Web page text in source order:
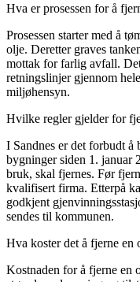
Hva er prosessen for å
Prosessen starter med å
olje. Deretter graves
mottak for farlig avfall.
retningslinjer gjennom
miljøhensyn.
Hvilke regler gjelder for
I Sandnes er det forbudt
bygninger siden 1. januar
bruk, skal fjernes. Før
kvalifisert firma. Etterpå
godkjent
sendes til kommunen.
Hva koster det å fjerne en
Kostnaden for å fjerne en